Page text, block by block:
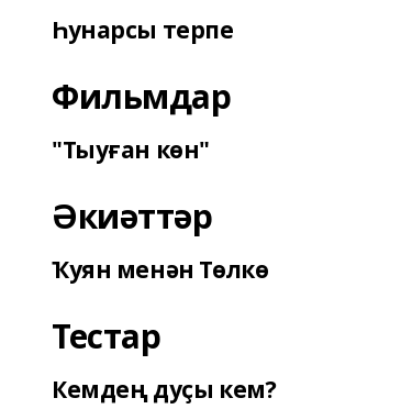
Һунарсы терпе
Фильмдар
"Тыуған көн"
Әкиәттәр
Ҡуян менән Төлкө
Тестар
Кемдең дуҫы кем?